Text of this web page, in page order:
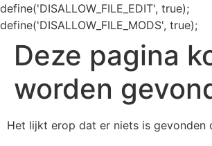
define('DISALLOW_FILE_EDIT', true);
define('DISALLOW_FILE_MODS', true);
Deze pagina
worden
Het lijkt erop dat er niets is gevonden